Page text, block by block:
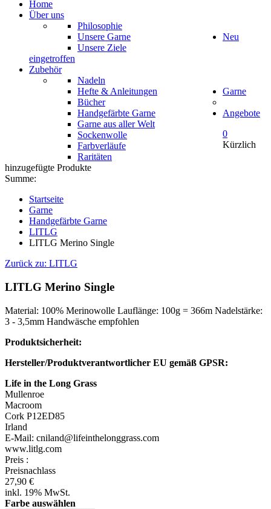
Home
Über uns
Philosophie
Unsere Garne
Unsere Ziele
Neu
eingetroffen
Zubehör
Nadeln
Hefte & Anleitungen
Bücher
Garne
Handgefärbte Garne
Garne aus aller Welt
Sockenwolle
Farbverläufe
Raritäten
Angebote
0
Kürzlich
hinzugefügte Produkte
Summe:
Startseite
Garne
Handgefärbte Garne
LITLG
LITLG Merino Single
Zurück zu: LITLG
LITLG Merino Single
Material: 100% Merinowolle Lauflänge: 100g = 366m Nadelstärke:
3 - 3,5mm Handwäsche empfohlen
Produktsicherheit:
Hersteller/Produktverantwortlicher EU gemäß GPSR:
Life in the Long Grass
Mullenroe
Macroom
Cork P12ED85
Irland
E-Mail: cniland@lifeinthelonggrass.com
www.litlg.com
Preis :
Preisnachlass
27,90 €
inkl. 19% MwSt.
Farbe auswählen